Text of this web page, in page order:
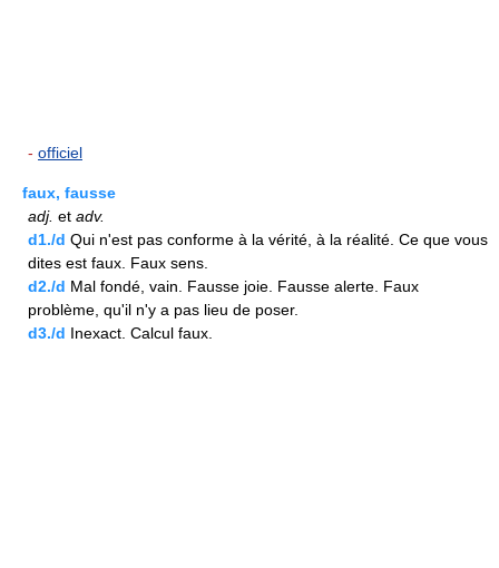
- officiel
faux, fausse
adj. et adv.
d1./d Qui n'est pas conforme à la vérité, à la réalité. Ce que vous
dites est faux. Faux sens.
d2./d Mal fondé, vain. Fausse joie. Fausse alerte. Faux
problème, qu'il n'y a pas lieu de poser.
d3./d Inexact. Calcul faux.